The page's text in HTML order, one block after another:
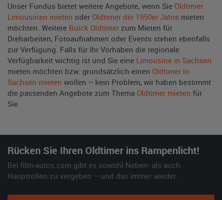
Unser Fundus bietet weitere Angebote, wenn Sie Oldtimer
Limousinen mieten oder Oldtimer der 1950er Jahre mieten
möchten. Weitere Buick Oldtimer zum Mieten für
Dreharbeiten, Fotoaufnahmen oder Events stehen ebenfalls
zur Verfügung. Falls für Ihr Vorhaben die regionale
Verfügbarkeit wichtig ist und Sie eine Limousine in Sachsen
mieten möchten bzw. grundsätzlich einen Oldtimer in
Sachsen mieten wollen – kein Problem, wir haben bestimmt
die passenden Angebote zum Thema Oldtimer mieten für
Sie.
Rücken Sie Ihren Oldtimer ins Rampenlicht!
Bei film-autos.com gibt es sowohl Neben- als auch
Hauptrollen zu vergeben – und das immer wieder.